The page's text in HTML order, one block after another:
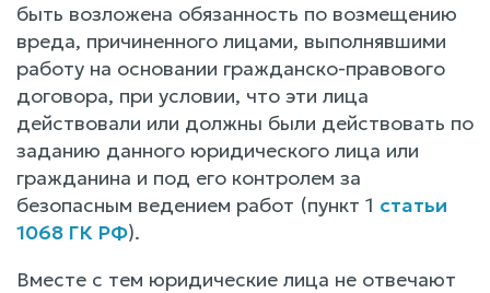
быть возложена обязанность по возмещению
вреда, причиненного лицами, выполнявшими
работу на основании гражданско-правового
договора, при условии, что эти лица
действовали или должны были действовать по
заданию данного юридического лица или
гражданина и под его контролем за
безопасным ведением работ (пункт 1 статьи
1068 ГК РФ).
Вместе с тем юридические лица не отвечают